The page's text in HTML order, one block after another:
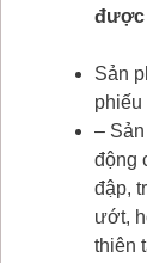
được
Sản
phiếu
–
động
đập,
ướt,
thiên